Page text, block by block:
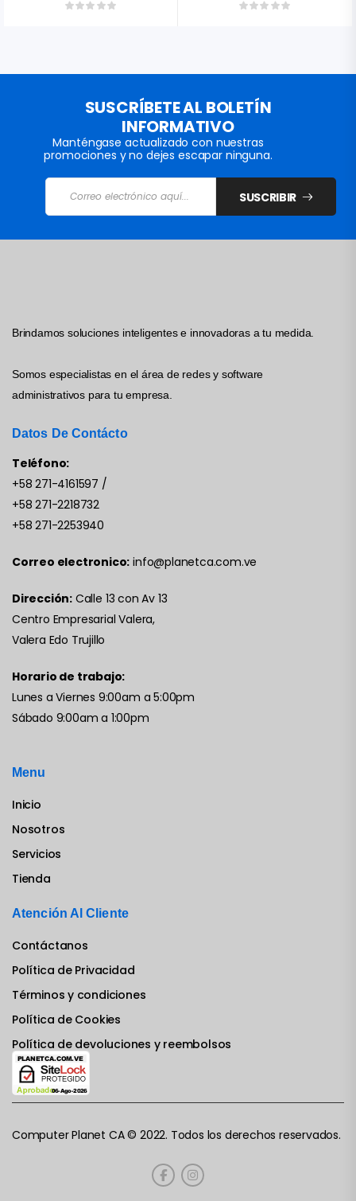
SUSCRÍBETE AL BOLETÍN
INFORMATIVO
Manténgase actualizado con nuestras
promociones y no dejes escapar ninguna.
SUSCRIBIR
Brindamos soluciones inteligentes e innovadoras a tu medida.
Somos especialistas en el área de redes y software
administrativos para tu empresa.
Datos De Contácto
Teléfono:
+58 271-4161597 /
+58 271-2218732
+58 271-2253940
Correo electronico: info@planetca.com.ve
Dirección: Calle 13 con Av 13
Centro Empresarial Valera,
Valera Edo Trujillo
Horario de trabajo:
Lunes a Viernes 9:00am a 5:00pm
Sábado 9:00am a 1:00pm
Menu
Inicio
Nosotros
Servicios
Tienda
Atención Al Cliente
Contáctanos
Política de Privacidad
Términos y condiciones
Política de Cookies
Política de devoluciones y reembolsos
Computer Planet CA © 2022. Todos los derechos reservados.